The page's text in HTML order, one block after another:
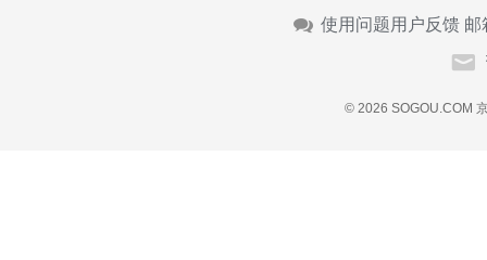
使用问题用户反馈 邮
© 2026 SOGOU.COM